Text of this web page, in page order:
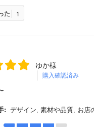
た 1
ゆか様
購入確認済み
: デザイン, 素材や品質, お店